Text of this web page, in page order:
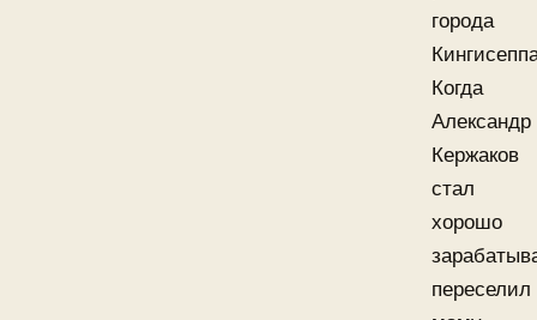
города
Когда
Александр
Кержаков
стал
хорошо
переселил